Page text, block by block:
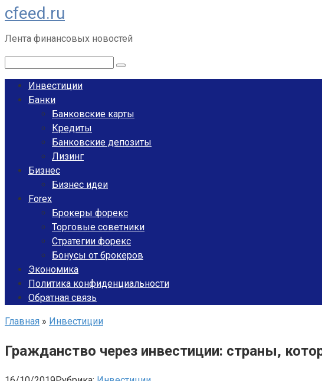
Перейти
к
контенту
cfeed.ru
Лента финансовых новостей
Инвестиции
Банки
Банковские карты
Кредиты
Банковские депозиты
Лизинг
Бизнес
Бизнес идеи
Forex
Брокеры форекс
Торговые советники
Стратегии форекс
Бонусы от брокеров
Экономика
Политика конфиденциальности
Обратная связь
Главная » Инвестиции
Гражданство через инвестиции: страны,